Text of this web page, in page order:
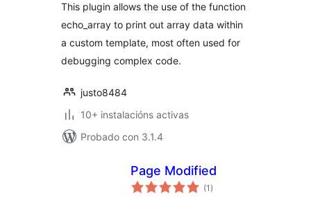
This plugin allows the use of the function
echo_array to print out array data within
a custom template, most often used for
debugging complex code.
justo8484
10+ instalacións activas
Probado con 3.1.4
Page Modified
(1 valoracións
totais
)